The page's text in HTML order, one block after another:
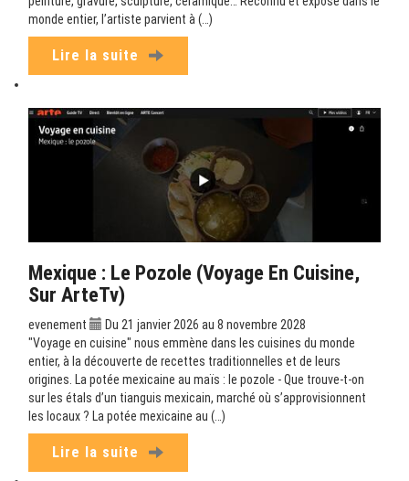
monde entier, l’artiste parvient à (…)
Lire la suite
Mexique : Le Pozole (Voyage En Cuisine,
Sur ArteTv)
evenement
Du 21 janvier 2026 au 8 novembre 2028
"Voyage en cuisine" nous emmène dans les cuisines du monde
entier, à la découverte de recettes traditionnelles et de leurs
origines. La potée mexicaine au maïs : le pozole - Que trouve-t-on
sur les étals d’un tianguis mexicain, marché où s’approvisionnent
les locaux ? La potée mexicaine au (…)
Lire la suite